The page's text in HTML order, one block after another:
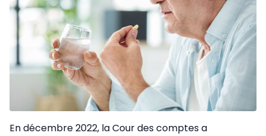
En décembre 2022, la Cour des comptes a